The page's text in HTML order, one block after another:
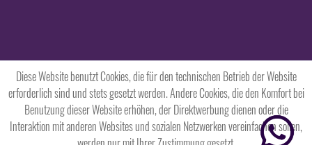
Diese Website benutzt Cookies, die für den technischen Betrieb der Website
erforderlich sind und stets gesetzt werden. Andere Cookies, die den Komfort bei
Benutzung dieser Website erhöhen, der Direktwerbung dienen oder die
Interaktion mit anderen Websites und sozialen Netzwerken vereinfachen sollen,